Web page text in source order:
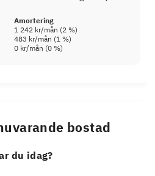
Amortering
1 242 kr/mån (2 %)
483 kr/mån (1 %)
0 kr/mån (0 %)
bostad
du idag?